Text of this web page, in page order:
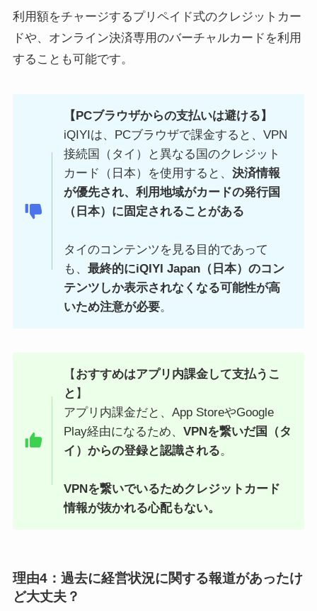
利用額をチャージするプリペイド式のクレジットカー
ドや、オンライン決済専用のバーチャルカードを利用
することも可能です。
【PCブラウザからの支払いは避ける】
iQIYIは、PCブラウザで課金すると、VPN
接続国（タイ）と異なる国のクレジット
カード（日本）を使用すると、決済情報
が優先され、利用地域がカードの発行国
（日本）に固定されることがある
タイのコンテンツを見る目的であって
も、最終的にiQIYI Japan（日本）のコン
テンツしか表示されなくなる可能性が高
いため注意が必要。
【 おすすめはアプリ内課金して支払うこ
と 】
アプリ内課金だと、App StoreやGoogle
Play経由になるため、VPNを繋いだ国（タ
イ）からの登録と認識される。
VPNを繋いでいるためクレジットカード
情報が抜かれる心配もない。
理由4：過去に経営状況に関する報道があったけ
ど大丈夫？